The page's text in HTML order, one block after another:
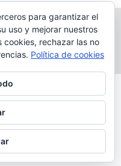
del Arco N°1 1°
|Política de cookies
para garantizar el
uso y mejorar nuestros
cookies, rechazar las no
Política de cookies